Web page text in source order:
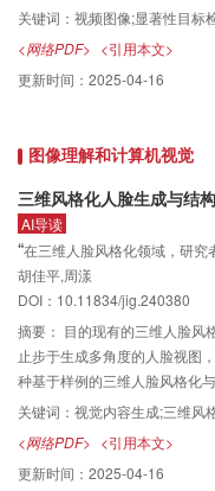
因此提出了多特征聚合的边界
空信息之间的互补协作。方
在不同分辨率下将显著目标边
边界的特征，更准确地定位视
块以提高不同特征的表征能
域，获得期望的显著目标。结
较，所提方法在4个数据集上
DAVIS（densely annotated
型相比，F-measure值提高了
FBMS（Freiburg-Berkeley
次优值提高了0.9%；在ViSal
error，MAE）值仅低于最优方
0.1%，F-measure值比STVS
优的MAE值2.2%，S-
shift aware VSOD）分别提高
测出的视频显著目标的边界质
关键词： 视频图像;显著性目标
<网络PDF> <引用本文>
更新时间： 2025-04-16
图像理解和计算机视觉
三维风格化人脸生成与结
AI导读
“在三维人脸风格化领域，研
模方法，有效构建高质量结构
脸视图与纹理贴图。”
胡佳平,周漾
DOI：10.11834/jig.240380
摘要： 目的现有的三维人脸风
止步于生成多角度的人脸视图
种基于样例的三维人脸风格化
的全相机视角下的风格化人脸
能力，即包括人脸三维网格
段的结构化三维风格人脸生成
于多视图约束的人脸纹理优化
关键词： 视觉内容生成;三维风
<网络PDF> <引用本文>
更新时间： 2025-04-16